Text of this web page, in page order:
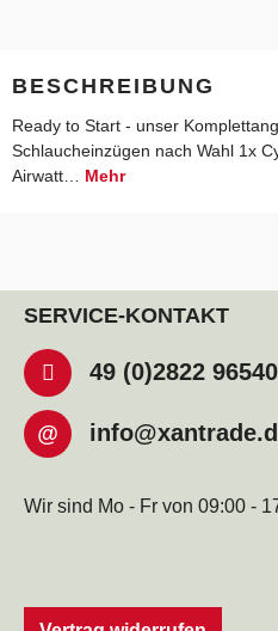
BESCHREIBUNG
Ready to Start - unser
Schlaucheinzügen nach Wahl 1x
Airwatt… Mehr
SERVICE-KONTAKT
49 (0)2822
@
Wir sind Mo - Fr von 09:00 -